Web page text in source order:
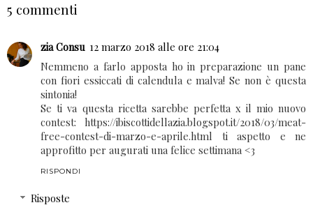
5 commenti
zia Consu 12 marzo 2018 alle ore 21:04
Nemmeno a farlo apposta ho in preparazione un pane
con fiori essiccati di calendula e malva! Se non è questa
sintonia!
Se ti va questa ricetta sarebbe perfetta x il mio nuovo
contest: https://ibiscottidellazia.blogspot.it/2018/03/meat-
free-contest-di-marzo-e-aprile.html ti aspetto e ne
approfitto per augurati una felice settimana <3
RISPONDI
Risposte